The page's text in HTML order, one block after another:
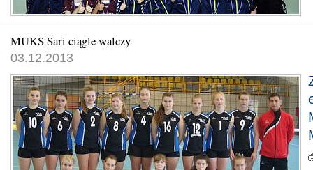
MUKS Sari ciągle walczy
03.12.2013